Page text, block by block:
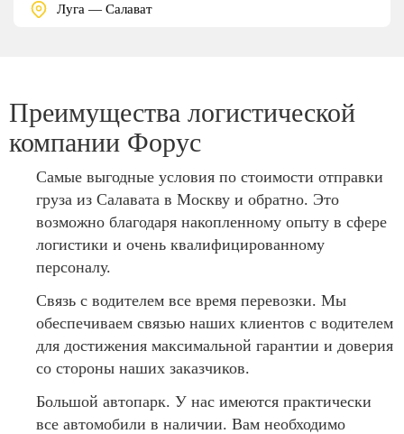
Луга — Салават
Преимущества логистической
компании Форус
Самые выгодные условия по стоимости отправки
груза из Салавата в Москву и обратно. Это
возможно благодаря накопленному опыту в сфере
логистики и очень квалифицированному
персоналу.
Связь с водителем все время перевозки. Мы
обеспечиваем связью наших клиентов с водителем
для достижения максимальной гарантии и доверия
со стороны наших заказчиков.
Большой автопарк. У нас имеются практически
все автомобили в наличии. Вам необходимо